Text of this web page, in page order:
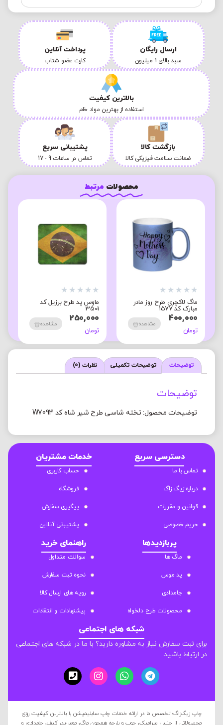
ارسال رایگان
سبد بالای 1 میلیون
پرداخت آنلاین
کارت عضو شتاب
بالاترین کیفیت
استفاده از بهترین مواد خام
بازگشت کالا
ضمانت سلامت فیزیکی کالا
پشتیبانی سریع
تماس در ساعات 9 - 17
محصولات مرتبط
★
★
★
★
★
ماگ لاکچری طرح روز مادر
مبارک کد 1577
400,000
تومان
مشاهده
★
★
★
★
★
ماوس پد طرح برزیل کد
3501
250,000
تومان
مشاهده
توضیحات توضیحات تکمیلی نظرات (0)
توضیحات
توضیحات محصول: تخته شاسی طرح شیر شاه کد W7094
دسترسی سریع
تماس با ما
درباره زیگ زاگ
قوانین و مقررات
حریم خصوصی
خدمات مشتریان
حساب کاربری
فروشگاه
پیگیری سفارش
پشتیبانی آنلاین
پربازدیدها
ماگ ها
پد موس
جامدادی
محصولات طرح دلخواه
راهنمای خرید
سوالات متداول
نحوه ثبت سفارش
رویه های ارسال کالا
پیشنهادات و انتقادات
شبکه های اجتماعی
برای ثبت سفارش نیاز به مشاوره دارید؟ با ما در شبکه های اجتماعی
در ارتباط باشید.
چاپ زیگ‌زاگ؛ تخصص ما در ارائه خدمات چاپ سابلیمیشن با بالاترین کیفیت روی
محصولاتی از جنس سرامیک، چوب و پارچه همچون ماگ، موس‌پد، کیف، جامدادی و